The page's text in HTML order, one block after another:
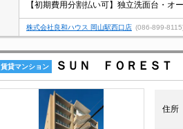
【初期費用分割払い可】独立洗面台・オ
株式会社良和ハウス 岡山駅西口店 (086-899-
賃貸マンション ＳＵＮ ＦＯＲＥＳＴ
住所